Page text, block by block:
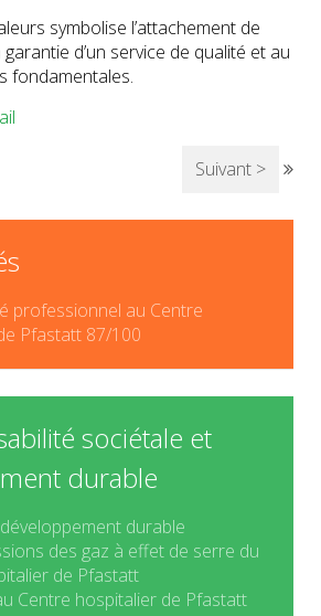
symbolise l’attachement de
garantie d’un service de qualité et au
fondamentales.
Suivant >
professionnel au Centre
Pfastatt 87/100
sociétale et
durable
durable
des gaz à effet de serre du
de Pfastatt
Centre hospitalier de Pfastatt